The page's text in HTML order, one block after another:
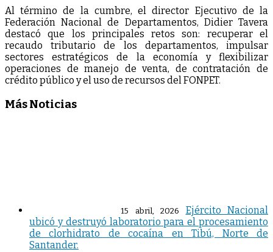
Al término de la cumbre, el director Ejecutivo de la
Federación Nacional de Departamentos, Didier Tavera
destacó que los principales retos son: recuperar el
recaudo tributario de los departamentos, impulsar
sectores estratégicos de la economía y flexibilizar
operaciones de manejo de venta, de contratación de
crédito público y el uso de recursos del FONPET.
Más Noticias
15 abril, 2026
Ejército Nacional
ubicó y destruyó laboratorio para el procesamiento
de clorhidrato de cocaína en Tibú, Norte de
Santander.